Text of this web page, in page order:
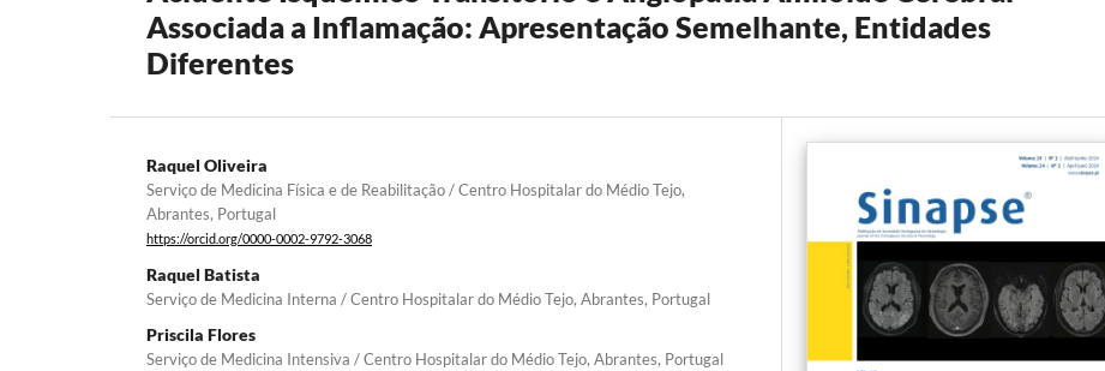
Associada a Inflamação: Apresentação Semelhante, Entidades
Diferentes
Raquel Oliveira
Serviço de Medicina Física e de Reabilitação / Centro Hospitalar do Médio Tejo,
Abrantes, Portugal
https://orcid.org/0000-0002-9792-3068
Raquel Batista
Serviço de Medicina Interna / Centro Hospitalar do Médio Tejo, Abrantes, Portugal
Priscila Flores
Serviço de Medicina Intensiva / Centro Hospitalar do Médio Tejo, Abrantes, Portugal